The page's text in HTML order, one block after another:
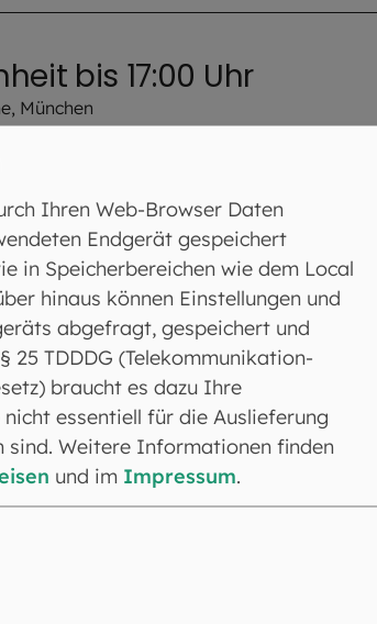
bis 17:00 Uhr
München
München
Kirche
- Hofkirche), München
Ihren Web-Browser Daten
Endgerät gespeichert
in Speicherbereichen wie dem Local
hinaus können Einstellungen und
abgefragt, gespeichert und
TDDDG (Telekommunikation-
braucht es dazu Ihre
essentiell für die Auslieferung
Weitere Informationen finden
und im Impressum.